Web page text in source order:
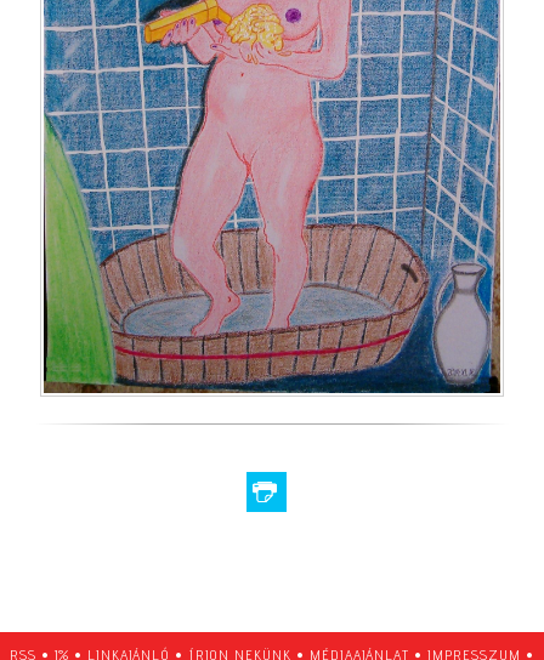
RSS • 1% • LINKAJÁNLÓ • ÍRJON NEKÜNK • MÉDIAAJÁNLAT • IMPRESSZUM •